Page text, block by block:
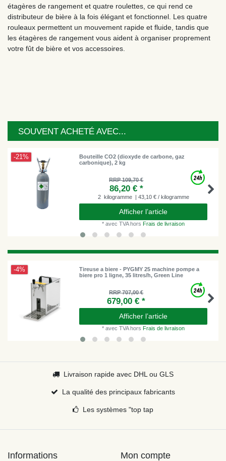
étagères de rangement et quatre roulettes, ce qui rend ce
distributeur de bière à la fois élégant et fonctionnel. Les quatre
rouleaux permettent un mouvement rapide et fluide, tandis que
les étagères de rangement vous aident à organiser proprement
votre fût de bière et vos accessoires.
SOUVENT ACHETÉ AVEC...
-21%
Bouteille CO2 (dioxyde de carbone, gaz
carbonique), 2 kg
RRP 109,70 €
86,20 € *
2 kilogramme | 43,10 € / kilogramme
Afficher l’article
* avec TVAhors Frais de livraison
-4%
Tireuse a biere - PYGMY 25 machine pompe a
biere pro 1 ligne, 35 litres/h, Green Line
RRP 707,00 €
679,00 € *
Afficher l’article
* avec TVAhors Frais de livraison
Livraison rapide avec DHL ou GLS
La qualité des principaux fabricants
Les systèmes "top tap
Informations Mon compte